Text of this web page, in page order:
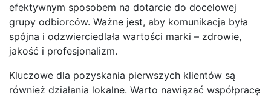
efektywnym sposobem na dotarcie do docelowej
grupy odbiorców. Ważne jest, aby komunikacja była
spójna i odzwierciedlała wartości marki – zdrowie,
jakość i profesjonalizm.
Kluczowe dla pozyskania pierwszych klientów są
również działania lokalne. Warto nawiązać współpracę